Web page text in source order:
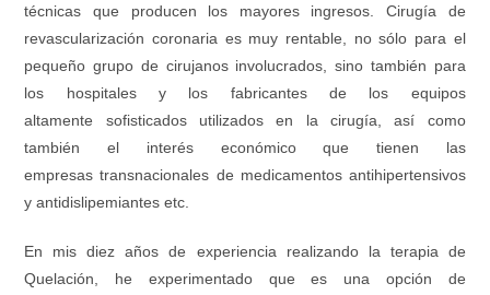
técnicas que producen los mayores ingresos. Cirugía de
revascularización coronaria es muy rentable, no sólo para el
pequeño grupo de cirujanos involucrados, sino también para
los hospitales y los fabricantes de los equipos
altamente sofisticados utilizados en la cirugía, así como
también el interés económico que tienen las
empresas transnacionales de medicamentos antihipertensivos
y antidislipemiantes etc.
En mis diez años de experiencia realizando la terapia de
Quelación, he experimentado que es una opción de